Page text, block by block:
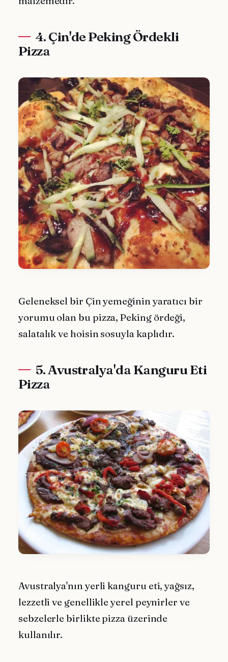
4. Çin'de Peking Ördekli
Pizza
Geleneksel bir Çin yemeğinin yaratıcı bir
yorumu olan bu pizza, Peking ördeği,
salatalık ve hoisin sosuyla kaplıdır.
5. Avustralya'da Kanguru Eti
Pizza
Avustralya'nın yerli kanguru eti, yağsız,
lezzetli ve genellikle yerel peynirler ve
sebzelerle birlikte pizza üzerinde
kullanılır.